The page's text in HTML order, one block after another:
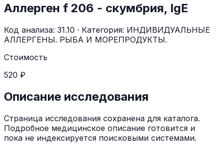
Аллерген f 206 - скумбрия, IgE
Код анализа: 31.10 · Категория: ИНДИВИДУАЛЬНЫЕ
АЛЛЕРГЕНЫ. РЫБА И МОРЕПРОДУКТЫ.
Стоимость
520 ₽
Описание исследования
Страница исследования сохранена для каталога.
Подробное медицинское описание готовится и
пока не индексируется поисковыми системами.